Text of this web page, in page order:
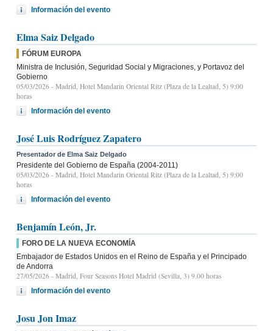
Información del evento
Elma Saiz Delgado
FÓRUM EUROPA
Ministra de Inclusión, Seguridad Social y Migraciones, y Portavoz del
Gobierno
05/03/2026 - Madrid, Hotel Mandarin Oriental Ritz (Plaza de la Lealtad, 5) 9:00
horas
Información del evento
José Luis Rodríguez Zapatero
Presentador de Elma Saiz Delgado
Presidente del Gobierno de España (2004-2011)
05/03/2026 - Madrid, Hotel Mandarin Oriental Ritz (Plaza de la Lealtad, 5) 9:00
horas
Información del evento
Benjamín León, Jr.
FORO DE LA NUEVA ECONOMÍA
Embajador de Estados Unidos en el Reino de España y el Principado
de Andorra
27/05/2026 - Madrid, Four Seasons Hotel Madrid (Sevilla, 3) 9.00 horas
Información del evento
Josu Jon Imaz